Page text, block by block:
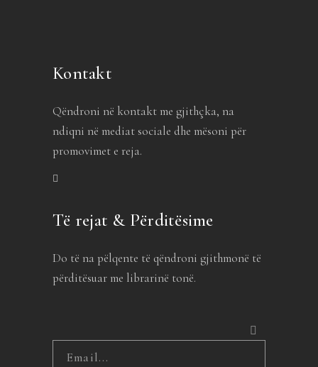
Kontakt
Qëndroni në kontakt me gjithçka, na
ndiqni në mediat sociale dhe mësoni për
promovimet e reja.
Të rejat & Përditësime
Do të na pëlqente të qëndroni gjithmonë të
përditësuar me librarinë tonë.